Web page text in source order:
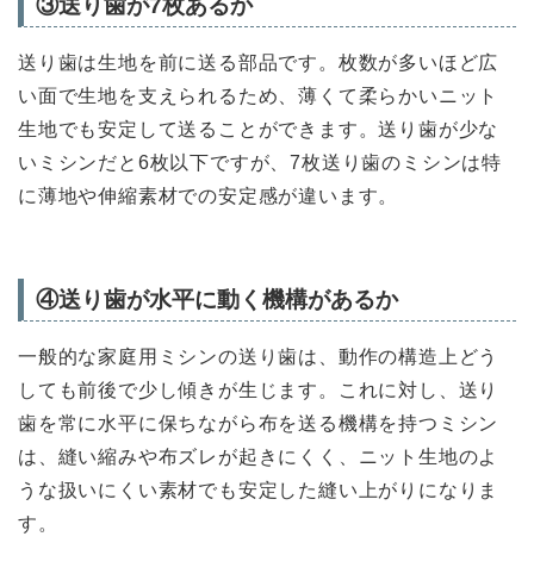
③送り歯が7枚あるか
送り歯は生地を前に送る部品です。枚数が多いほど広
い面で生地を支えられるため、薄くて柔らかいニット
生地でも安定して送ることができます。送り歯が少な
いミシンだと6枚以下ですが、7枚送り歯のミシンは特
に薄地や伸縮素材での安定感が違います。
④送り歯が水平に動く機構があるか
一般的な家庭用ミシンの送り歯は、動作の構造上どう
しても前後で少し傾きが生じます。これに対し、送り
歯を常に水平に保ちながら布を送る機構を持つミシン
は、縫い縮みや布ズレが起きにくく、ニット生地のよ
うな扱いにくい素材でも安定した縫い上がりになりま
す。